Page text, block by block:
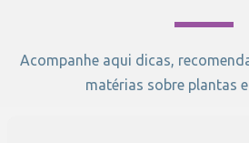
Acompanhe aqui dicas,
matérias sobre plantas